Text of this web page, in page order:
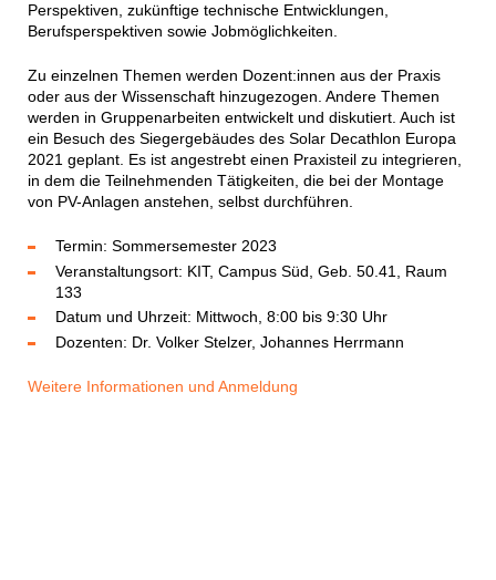
Perspektiven, zukünftige technische Entwicklungen,
Berufsperspektiven sowie Jobmöglichkeiten.
Zu einzelnen Themen werden Dozent:innen aus der Praxis
oder aus der Wissenschaft hinzugezogen. Andere Themen
werden in Gruppenarbeiten entwickelt und diskutiert. Auch ist
ein Besuch des Siegergebäudes des Solar Decathlon Europa
2021 geplant. Es ist angestrebt einen Praxisteil zu integrieren,
in dem die Teilnehmenden Tätigkeiten, die bei der Montage
von PV-Anlagen anstehen, selbst durchführen.
Termin: Sommersemester 2023
Veranstaltungsort: KIT, Campus Süd, Geb. 50.41, Raum
133
Datum und Uhrzeit: Mittwoch, 8:00 bis 9:30 Uhr
Dozenten: Dr. Volker Stelzer, Johannes Herrmann
Weitere Informationen und Anmeldung